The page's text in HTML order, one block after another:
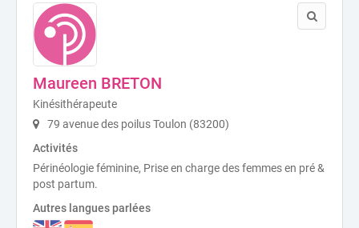
Maureen BRETON
Kinésithérapeute
79 avenue des poilus Toulon (83200)
Activités
Périnéologie féminine, Prise en charge des femmes en pré &
post partum.
Autres langues parlées